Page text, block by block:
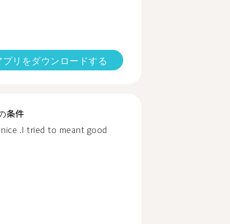
プリをダウンロードする
条件
.I tried to meant good